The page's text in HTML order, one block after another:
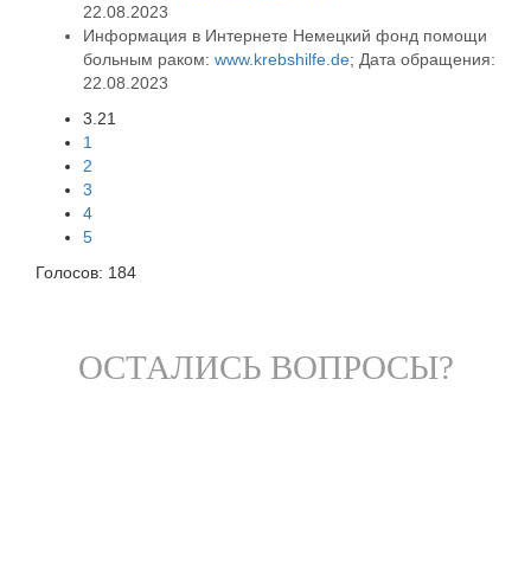
22.08.2023
Информация в Интернете Немецкий фонд помощи
больным раком: www.krebshilfe.de; Дата обращения:
22.08.2023
3.21
1
2
3
4
5
Голосов: 184
ОСТАЛИСЬ ВОПРОСЫ?